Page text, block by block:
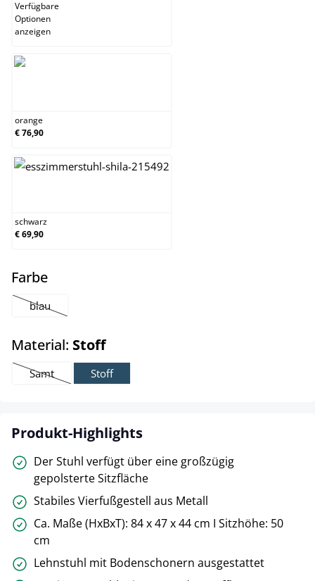
Verfügbare
Optionen
anzeigen
orange
€ 76,90
schwarz
€ 69,90
Farbeauswählen
blau
(Diese Option ist zurzeit nicht verfügbar.)
Material: Stoffauswählen
Samt
(Diese Option ist zurzeit nicht verfügbar.)
Stoff
Produkt-Highlights
Der Stuhl verfügt über eine großzügig
gepolsterte Sitzfläche
Stabiles Vierfußgestell aus Metall
Ca. Maße (HxBxT): 84 x 47 x 44 cm I Sitzhöhe: 50
cm
Lehnstuhl mit Bodenschonern ausgestattet